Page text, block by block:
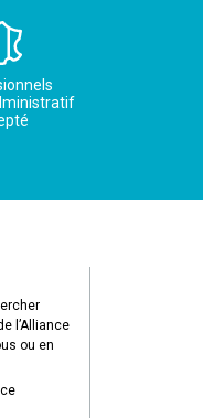
l’Alliance
ou en